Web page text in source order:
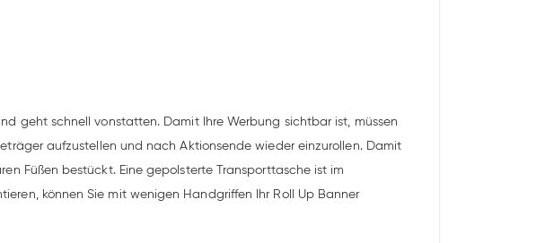
geht schnell vonstatten. Damit Ihre Werbung sichtbar ist, müssen
aufzustellen und nach Aktionsende wieder einzurollen. Damit
Füßen bestückt. Eine gepolsterte Transporttasche ist im
können Sie mit wenigen Handgriffen Ihr Roll Up Banner